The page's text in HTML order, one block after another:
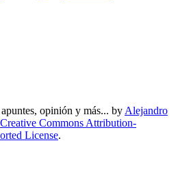
opinión y más... by Alejandro
Creative Commons Attribution-
License.